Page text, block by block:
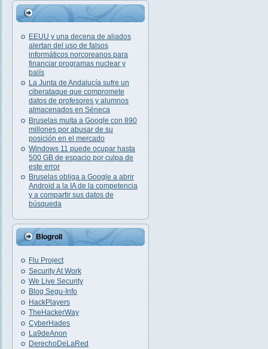
EEUU y una decena de aliados
alertan del uso de falsos
informáticos norcoreanos para
financiar programas nuclear y
balís
La Junta de Andalucía sufre un
ciberataque que compromete
datos de profesores y alumnos
almacenados en Séneca
Bruselas multa a Google con 890
millones por abusar de su
posición en el mercado
Windows 11 puede ocupar hasta
500 GB de espacio por culpa de
este error
Bruselas obliga a Google a abrir
Android a la IA de la competencia
y a compartir sus datos de
búsqueda
Blogroll
Flu Project
Security At Work
We Live Security
Blog Segu-Info
HackPlayers
TheHackerWay
CyberHades
La9deAnon
DerechoDeLaRed